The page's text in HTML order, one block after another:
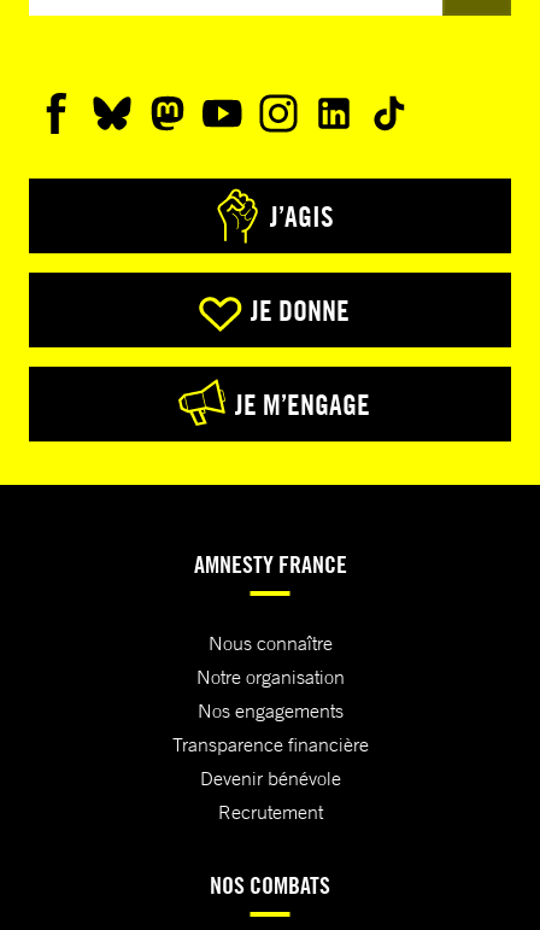
J’AGIS
JE DONNE
JE M’ENGAGE
AMNESTY FRANCE
Nous connaître
Notre organisation
Nos engagements
Transparence financière
Devenir bénévole
Recrutement
NOS COMBATS